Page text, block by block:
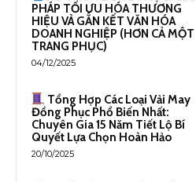
PHÁP TỐI ƯU HÓA THƯƠNG
HIỆU VÀ GẮN KẾT VĂN HÓA
DOANH NGHIỆP (HƠN CẢ MỘT
TRANG PHỤC)
04/12/2025
Tổng Hợp Các Loại Vải May
Đồng Phục Phổ Biến Nhất:
Chuyên Gia 15 Năm Tiết Lộ Bí
Quyết Lựa Chọn Hoàn Hảo
20/10/2025